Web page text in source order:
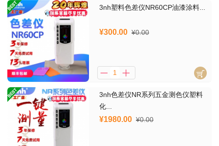
3nh塑料色差仪NR60CP油漆涂料...
¥300.00 ¥0.00
3nh色差仪NR系列五金测色仪塑料
化...
¥1980.00 ¥0.00